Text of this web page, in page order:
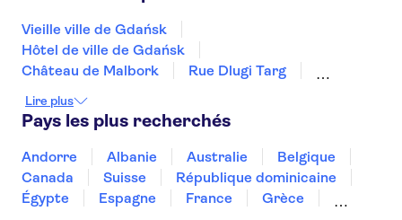
Gdansk
NO-PICKUP
Vieille ville de Gdańsk
Hôtel de ville de Gdańsk
Château de Malbork
Rue Dlugi Targ
Église Sainte-Marie de Gdańsk
Musée national Auschwitz-Birkenau
Château du Wawel
Mine de sel de Wieliczka
Usine de Schindler
Cathédrale du Wawel
Vieille ville de Cracovie
Lire plus
Pays les plus recherchés
Andorre Albanie Australie
Belgique
Canada
Suisse
République dominicaine
Égypte
Espagne France
Grèce